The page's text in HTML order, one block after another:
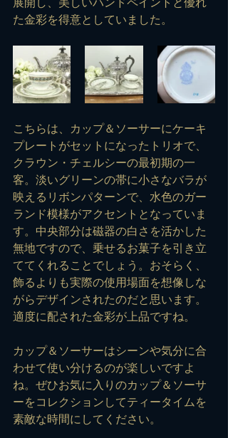
展開し、美しいハンドペイントと優れ
た金彩を得意としていました。
こちらは、カップ＆ソーサーにケーキ
プレートがセットになったトリオで、
クラウン・チェルシーの最初期の一
客。淡いグリーンの帯に小さなバラが
映えるリボンパターンで、水色のガー
ランド模様がアクセントとなっていま
す。中央部分は磁器の白さを活かした
無地ですので、乗せるお菓子を引き立
ててくれることでしょう。おそらく、
飾るよりも実際の使用場面を想像しな
がらデザインされたのだと思います。
適度に配された金彩が上品ですね。
カップ＆ソーサーはシーンや気分に合
わせて使い分けるのが楽しいですよ
ね。ぜひお気に入りのカップ＆ソーサ
ーをコレクションしてティータイムを
素敵な時間にしてください。